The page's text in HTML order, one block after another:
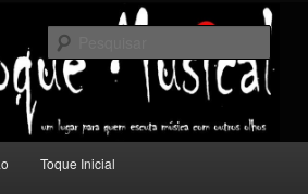
música com outros olhos.
Toque Inicial